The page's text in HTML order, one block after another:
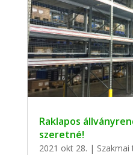
Raklapos
szeretné!
2021 okt 28. | Szakmai